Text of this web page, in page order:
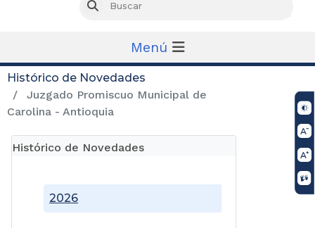
Buscar
Menú
Histórico de Novedades
Juzgado Promiscuo Municipal de
Carolina - Antioquia
Histórico de Novedades
2026